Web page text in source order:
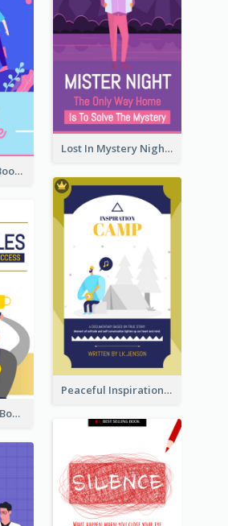
Lost In Mystery Night Book Cover
Romance Novel Book Cover
Peaceful Inspirational Camping Book Cover
Successful Rules Book Cover Design